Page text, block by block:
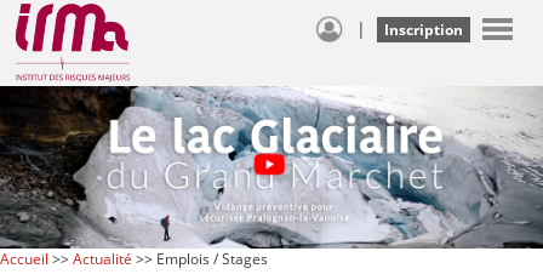
| Inscription
Accueil >>Actualité >> Emplois / Stages